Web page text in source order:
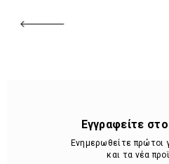
Εγγραφείτε
Ενημερωθείτε πρώτοι
και τα νέα